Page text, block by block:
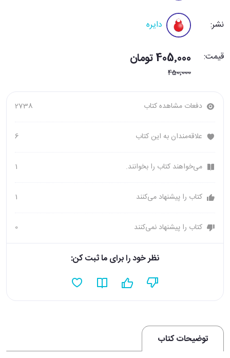
نشر: دایره
قیمت: 405٬000 تومان
450٬000
دفعات مشاهده کتاب 2738
علاقه‌مندان به این کتاب 6
می‌خواهند کتاب را بخوانند. 1
کتاب را پیشنهاد می‌کنند 1
کتاب را پیشنهاد نمی‌کنند 0
نظر خود را برای ما ثبت کن:
توضیحات کتاب